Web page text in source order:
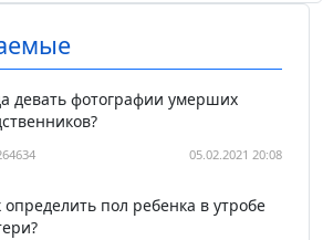
девать фотографии умерших
05.02.2021 20:08
определить пол ребенка в утробе